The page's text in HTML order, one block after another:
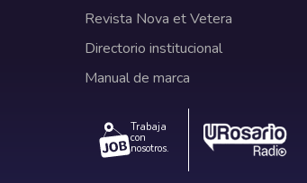
Revista Nova et Vetera
Directorio institucional
Manual de marca
Trabaja
con
nosotros.